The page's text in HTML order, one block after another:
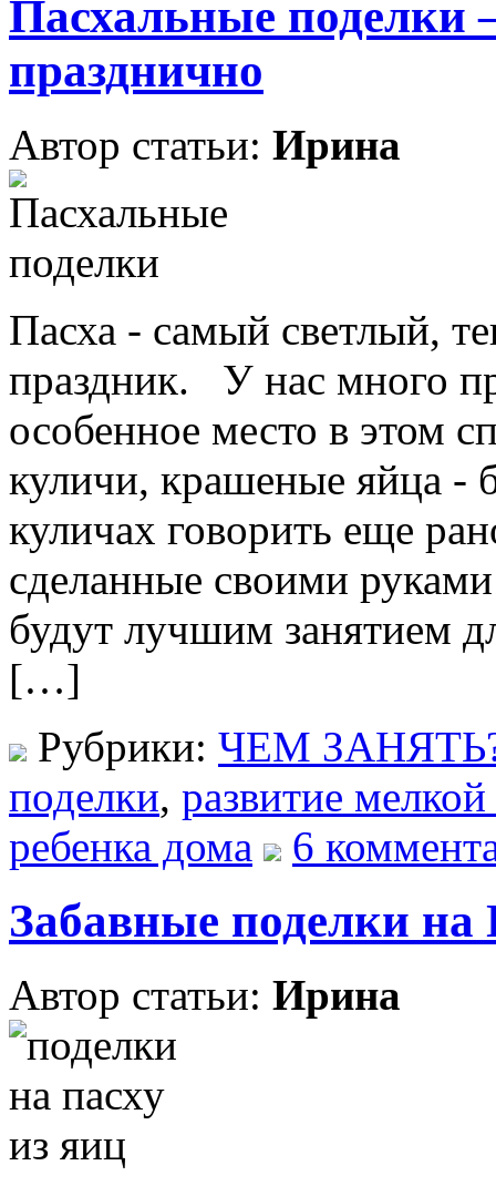
Пасхальные поделки
празднично
Автор статьи: Ирина
Пасха - самый светлый,
праздник. У нас много
особенное место в этом
куличи, крашеные яйца -
куличах говорить еще
сделанные своими
будут лучшим занятием
[…]
Рубрики: ЧЕМ
поделки, развитие
ребенка дома
6
Забавные поделки на
Автор статьи: Ирина